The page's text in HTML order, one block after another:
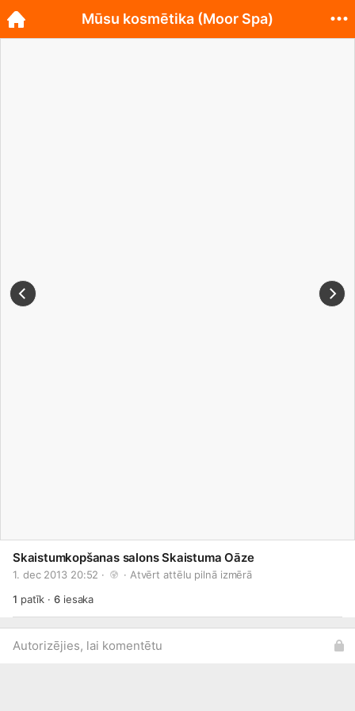
Skaistumkopšanas salons Skaistuma Oāze
1. dec 2013 20:52 · · Atvērt attēlu pilnā izmērā
1 patīk ·6iesaka
Autorizējies, lai komentētu
Mūsu kosmētika (Moor Spa)